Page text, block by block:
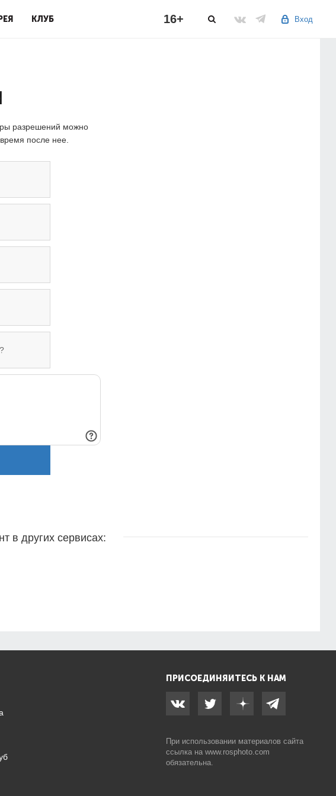
КЛУБ Вход
16+
разрешений можно
после нее.
в других сервисах:
ПРИСОЕДИНЯЙТЕСЬ К НАМ
При использовании материалов сайта
ссылка на www.rosphoto.com
обязательна.